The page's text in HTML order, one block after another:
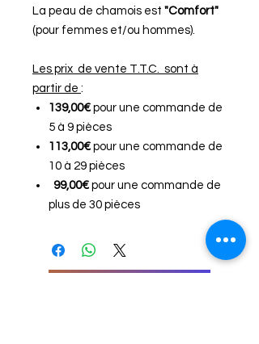
La peau de chamois est "Comfort"
(pour femmes et/ou hommes).
Les prix de vente T.T.C. sont à
partir de :
139,00€ pour une commande de
5 à 9 pièces
113,00€ pour une commande de
10 à 29 pièces
99,00€ pour une commande de
plus de 30 pièces